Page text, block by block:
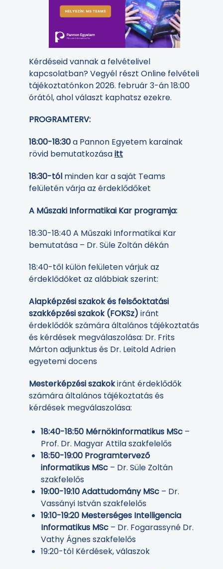
Kérdéseid vannak a felvételivel
kapcsolatban? Vegyél részt Online felvételi
tájékoztatónkon 2026. február 3-án 18:00
órától, ahol választ kaphatsz ezekre.
PROGRAMTERV:
18:00-18:30a Pannon Egyetem karainak
rövid bemutatkozásaitt
18:30-tól minden kar a saját Teams
felületén várja az érdeklődőket
A Műszaki Informatikai Kar programja:
18:30-18:40 A Műszaki Informatikai Kar
bemutatása – Dr. Süle Zoltán dékán
18:40-től külön felületen várjuk az
érdeklődőket az alábbiak szerint:
Alapképzési szakok és felsőoktatási
szakképzési szakok (FOKSz) iránt
érdeklődők számára általános tájékoztatás
és kérdések megválaszolása: Dr. Frits
Márton adjunktus és Dr. Leitold Adrien
egyetemi docens
Mesterképzési szakokiránt érdeklődők
számára általános tájékoztatás és
kérdések megválaszolása:
18:40-18:50 Mérnökinformatikus MSc –
Prof. Dr. Magyar Attila szakfelelős
18:50-19:00 Programtervező
informatikus MSc – Dr. Süle Zoltán
szakfelelős
19:00-19:10 Adattudomány MSc – Dr.
Vassányi István szakfelelős
19:10-19:20 Mesterséges Intelligencia
Informatikus MSc – Dr. Fogarassyné Dr.
Vathy Ágnes szakfelelős
19:20-tól Kérdések, válaszok